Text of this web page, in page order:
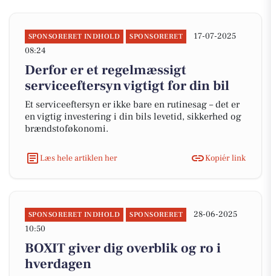
SPONSORERET INDHOLD SPONSORERET
17-07-2025
08:24
Derfor er et regelmæssigt
serviceeftersyn vigtigt for din bil
Et serviceeftersyn er ikke bare en rutinesag – det er
en vigtig investering i din bils levetid, sikkerhed og
brændstoføkonomi.
Læs hele artiklen her Kopiér link
SPONSORERET INDHOLD SPONSORERET
28-06-2025
10:50
BOXIT giver dig overblik og ro i
hverdagen